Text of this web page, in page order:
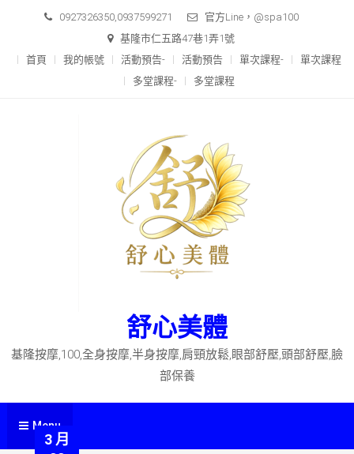
content
0927326350,0937599271
官方Line，@spa100
基隆市仁五路47巷1弄1號
首頁
我的帳號 活動預告- 活動預告 單次課程-
單次課程
多堂課程-
多堂課程
舒心美體
基隆按摩,100,全身按摩,半身按摩,肩頸放鬆,眼部舒壓,頭部舒壓,臉
部保養
Menu
3 月